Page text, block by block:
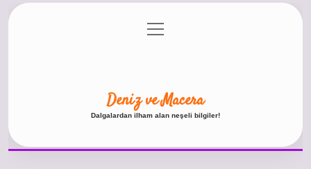
Gizlilik Politikası
menüyü
aç
Deniz ve Macera
Dalgalardan ilham alan neşeli bilgiler!